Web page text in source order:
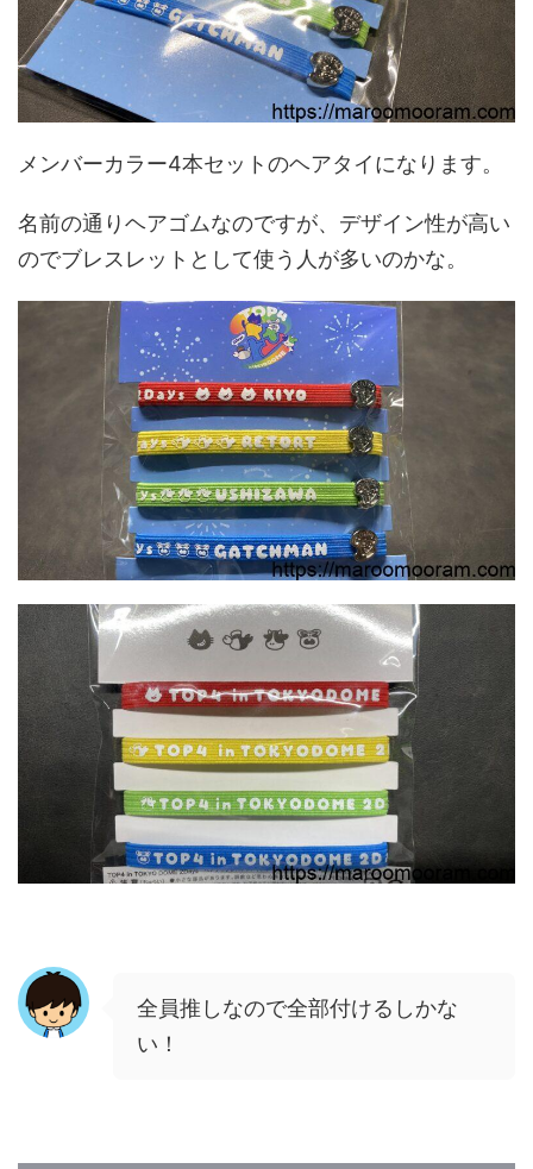
メンバーカラー4本セットのヘアタイになります。
名前の通りヘアゴムなのですが、デザイン性が高い
のでブレスレットとして使う人が多いのかな。
全員推しなので全部付けるしかな
い！